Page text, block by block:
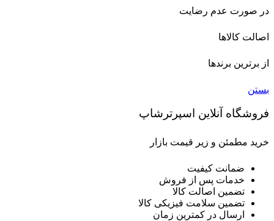
در صورت عدم رضایت
اصالت کالاها
از برترین برندها
بستن
فروشگاه آنلاین اسپرترشاپ
خرید مطمئن و زیر قیمت بازار
ضمانت کیفیت
خدمات پس از فروش
تضمین اصالت کالا
تضمین سلامت فیزیکی کالا
ارسال در کمترین زمان